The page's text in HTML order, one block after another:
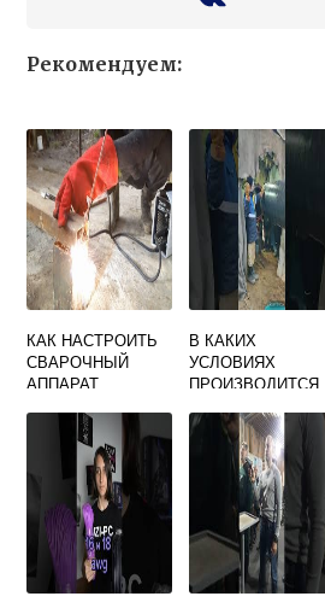
Рекомендуем:
КАК НАСТРОИТЬ
СВАРОЧНЫЙ
АППАРАТ
В КАКИХ
УСЛОВИЯХ
ПРОИЗВОДИТСЯ
ДОПУСКНОГО
СТЫКА